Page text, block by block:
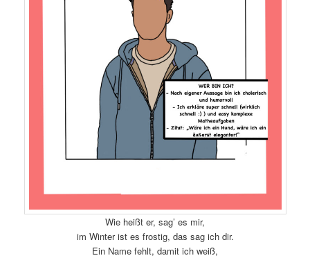
Wie heißt er, sag’ es mir,
im Winter ist es frostig, das sag ich dir.
Ein Name fehlt, damit ich weiß,